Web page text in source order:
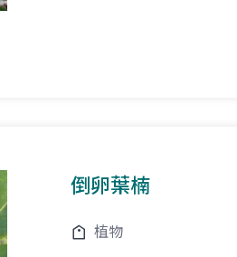
倒卵葉楠
植物